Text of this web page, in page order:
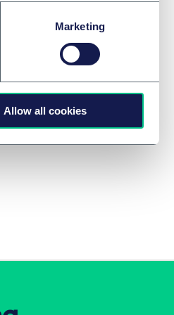
Marketing
Allow all cookies